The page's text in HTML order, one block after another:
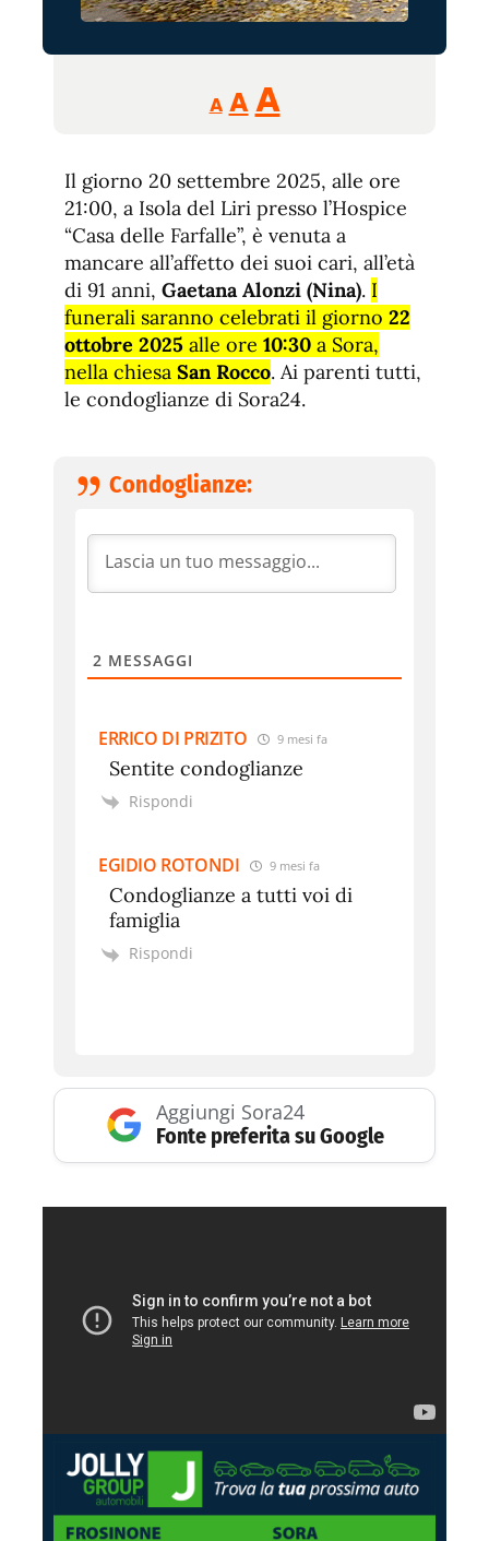
A
Reducir
tamaño
A Restablecer
de
fuente
AAumentar
de
fuente.
Il giorno 20 settembre 2025, alle ore
21:00, a Isola del Liri presso l’Hospice
“Casa delle Farfalle”, è venuta a
mancare all’affetto dei suoi cari, all’età
di 91 anni, Gaetana Alonzi (Nina). I
funerali saranno celebrati il giorno 22
ottobre 2025 alle ore 10:30 a Sora,
nella chiesa San Rocco. Ai parenti tutti,
le condoglianze di Sora24.
Condoglianze:
2 MESSAGGI
ERRICO DI PRIZITO 9 mesi fa
Sentite condoglianze
Rispondi
EGIDIO ROTONDI 9 mesi fa
Condoglianze a tutti voi di
famiglia
Rispondi
Aggiungi Sora24
Fonte preferita su Google